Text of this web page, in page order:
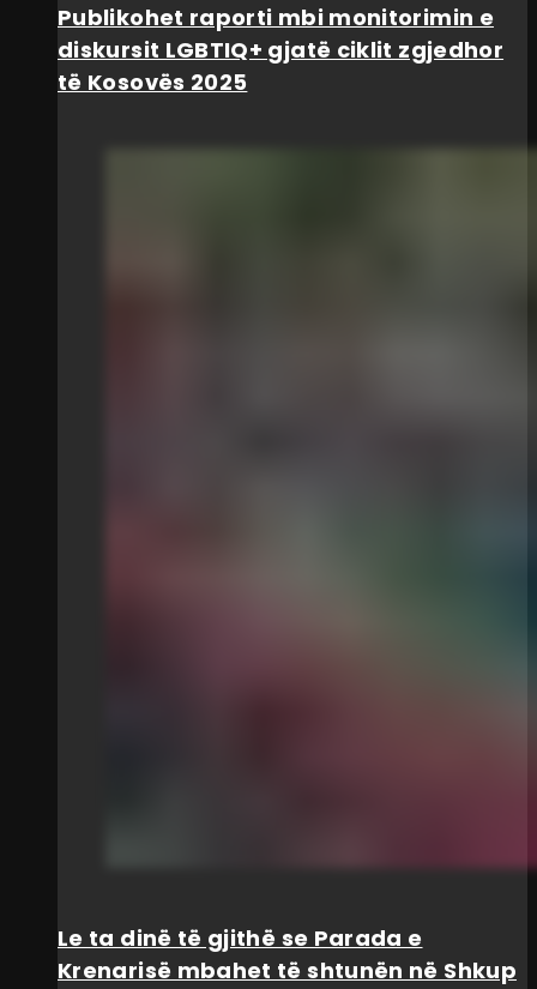
Publikohet raporti mbi monitorimin e
diskursit LGBTIQ+ gjatë ciklit zgjedhor
të Kosovës 2025
Le ta dinë të gjithë se Parada e
Krenarisë mbahet të shtunën në Shkup